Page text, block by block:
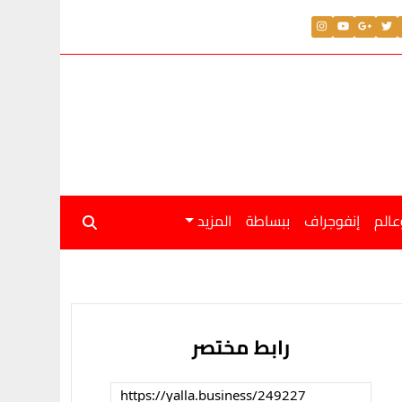
اليوم الجمعة 31 يوليو 2026
إنفوجراف ببساطة المزيد
رابط مختصر